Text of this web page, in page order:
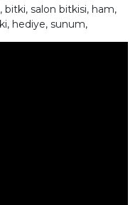
bitki, salon bitkisi, ham,
hediye, sunum,